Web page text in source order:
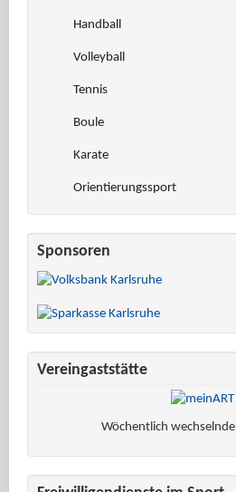
Handball
Volleyball
Tennis
Boule
Karate
Orientierungssport
Sponsoren
Vereingaststätte
Wöchentlich wechselnde